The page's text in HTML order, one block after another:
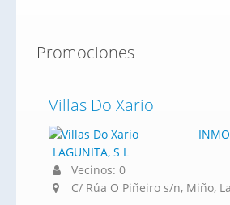
Promociones
Villas Do Xario
LAGUNITA, S L
Vecinos: 0
C/ Rúa O Piñeiro s/n, Miño,